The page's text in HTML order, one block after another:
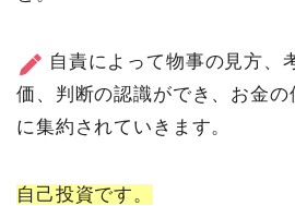
自責によって物事の見方、
価、判断の認識ができ、お金
に集約されていきます。
自己投資です。